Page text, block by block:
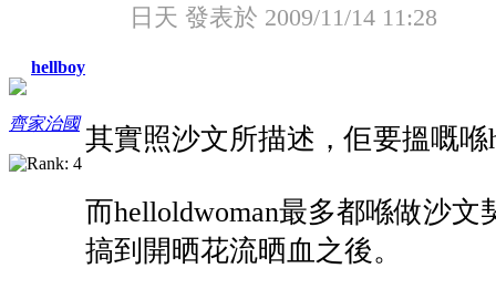
hellboy
齊家治國
日天 發表於 2009/11/14 11:28
其實照沙文所描述，佢要搵嘅喺
而helloldwoman最多都喺做沙
搞到開晒花流晒血之後。